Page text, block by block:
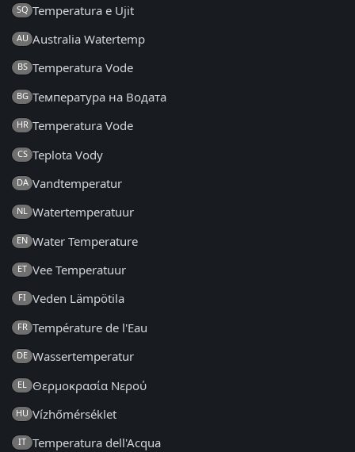
SQ Temperatura e Ujit
AU Australia Watertemp
BS Temperatura Vode
BG Температура на Водата
HR Temperatura Vode
CS Teplota Vody
DA Vandtemperatur
NL Watertemperatuur
EN Water Temperature
ET Vee Temperatuur
FI Veden Lämpötila
FR Température de l'Eau
DE Wassertemperatur
EL Θερμοκρασία Νερού
HU Vízhőmérséklet
IT Temperatura dell'Acqua